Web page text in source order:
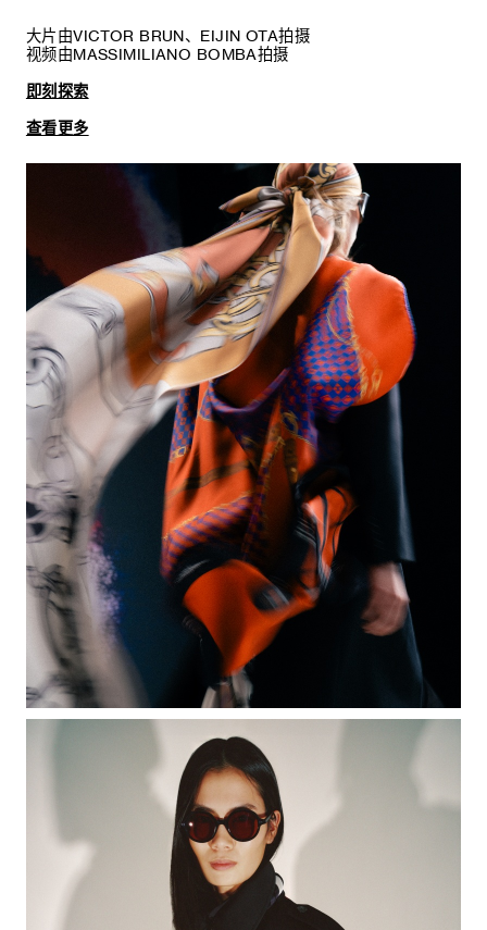
大片由VICTOR BRUN、EIJIN OTA拍摄
视频由MASSIMILIANO BOMBA拍摄
即刻探索
查看更多